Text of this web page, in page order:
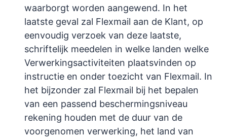
waarborgt worden aangewend. In het
laatste geval zal Flexmail aan de Klant, op
eenvoudig verzoek van deze laatste,
schriftelijk meedelen in welke landen welke
Verwerkingsactiviteiten plaatsvinden op
instructie en onder toezicht van Flexmail. In
het bijzonder zal Flexmail bij het bepalen
van een passend beschermingsniveau
rekening houden met de duur van de
voorgenomen verwerking, het land van